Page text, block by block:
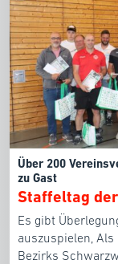
Über 200
zu Gast
Staffeltag
Es gibt
auszuspielen,
Bezirks